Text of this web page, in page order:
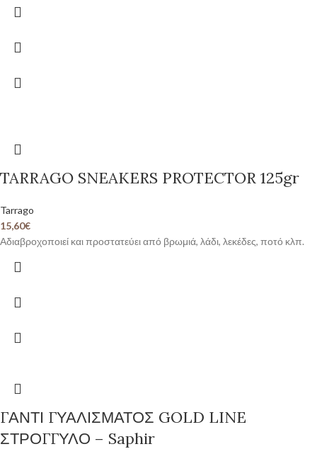
TARRAGO SNEAKERS PROTECTOR 125gr
Tarrago
15,60€
Αδιαβροχοποιεί και προστατεύει από βρωμιά, λάδι, λεκέδες, ποτό κλπ.
ΓΑΝΤΙ ΓΥΑΛΙΣΜΑΤΟΣ GOLD LINE
ΣΤΡΟΓΓΥΛΟ – Saphir